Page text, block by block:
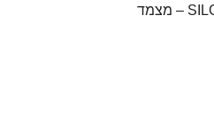
SILCA Hiro Side-Lever Locking Presta Chuck – מצמד